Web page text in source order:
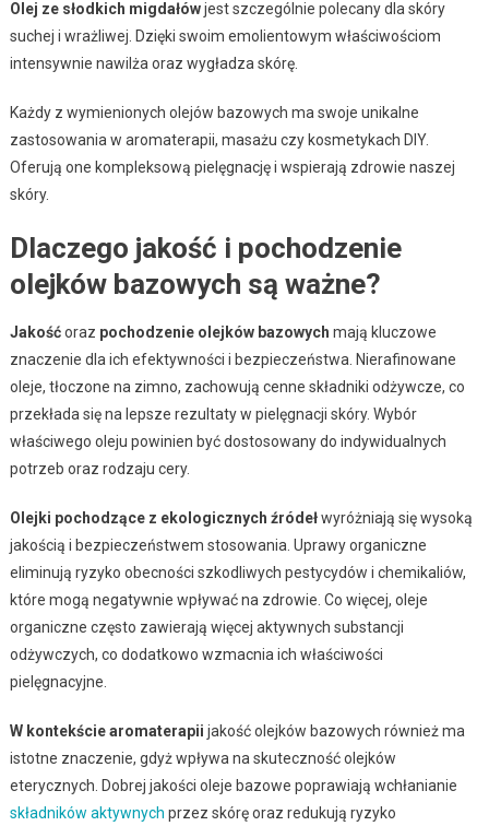
Olej ze słodkich migdałówjest szczególnie polecany dla skóry
suchej i wrażliwej. Dzięki swoim emolientowym właściwościom
intensywnie nawilża oraz wygładza skórę.
Każdy z wymienionych olejów bazowych ma swoje unikalne
zastosowania w aromaterapii, masażu czy kosmetykach DIY.
Oferują one kompleksową pielęgnację i wspierają zdrowie naszej
skóry.
Dlaczego jakość i pochodzenie
olejków bazowych są ważne?
Jakośćoraz pochodzenie olejków bazowych mają kluczowe
znaczenie dla ich efektywności i bezpieczeństwa. Nierafinowane
oleje, tłoczone na zimno, zachowują cenne składniki odżywcze, co
przekłada się na lepsze rezultaty w pielęgnacji skóry. Wybór
właściwego oleju powinien być dostosowany do indywidualnych
potrzeb oraz rodzaju cery.
Olejki pochodzące z ekologicznych źródełwyróżniają się wysoką
jakością i bezpieczeństwem stosowania. Uprawy organiczne
eliminują ryzyko obecności szkodliwych pestycydów i chemikaliów,
które mogą negatywnie wpływać na zdrowie. Co więcej, oleje
organiczne często zawierają więcej aktywnych substancji
odżywczych, co dodatkowo wzmacnia ich właściwości
pielęgnacyjne.
W kontekście aromaterapii jakość olejków bazowych również ma
istotne znaczenie, gdyż wpływa na skuteczność olejków
eterycznych. Dobrej jakości oleje bazowe poprawiają wchłanianie
składników aktywnych przez skórę oraz redukują ryzyko